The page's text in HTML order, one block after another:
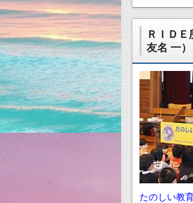
ＲＩＤ
友名 一）
たのしい教